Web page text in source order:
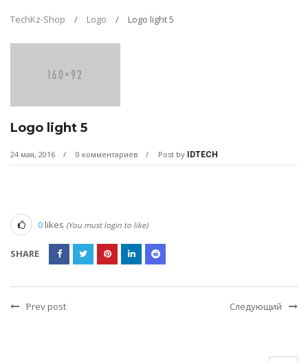
TechKz-Shop / Logo / Logo light 5
Logo light 5
24 мая, 2016 0 комментариев Post by IDTECH
0 likes (You must login to like)
SHARE
Prev post Следующий